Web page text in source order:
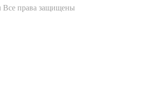
Все права защищены